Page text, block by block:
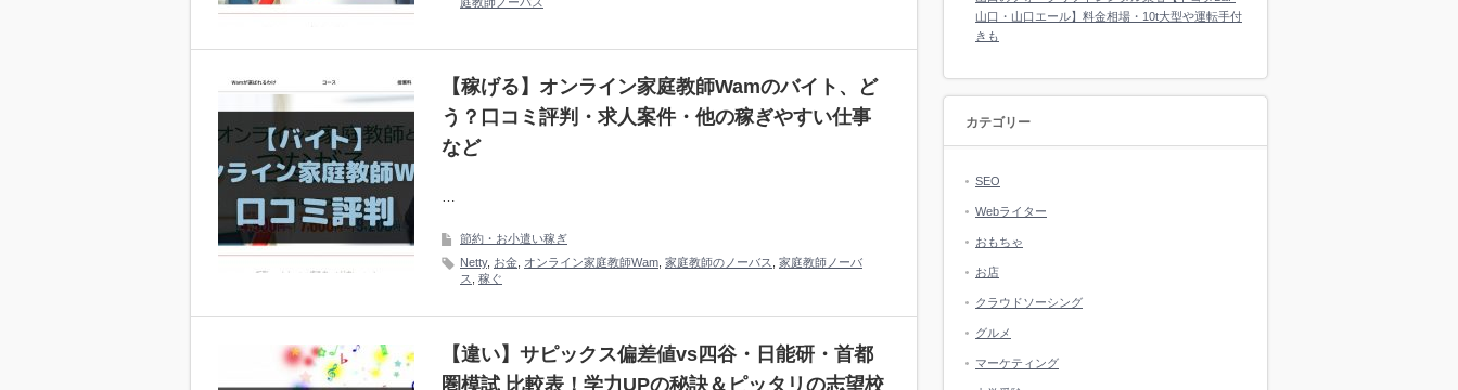
【稼げる】オンライン家庭教師Wamのバイト、ど
う？口コミ評判・求人案件・他の稼ぎやすい仕事
など
…
節約・お小遣い稼ぎ
Netty, お金 オンライン家庭教師Wam 家庭教師のノーバス
家庭教師ノーバ
ス
稼ぐ
【違い】サピックス偏差値vs四谷・日能研・首都
圏模試 比較表！学力UPの秘訣＆ピッタリの志望校
山口・山口エール】料金相場・10t大型や運転手付
きも
カテゴリー
SEO
Webライター
おもちゃ
お店
クラウドソーシング
グルメ
マーケティング